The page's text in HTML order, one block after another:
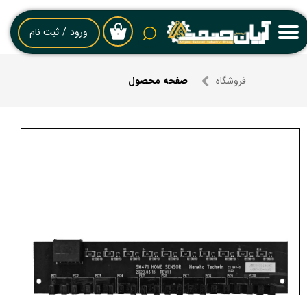
۰ ورود / ثبت نام
حساب کاربری من
خروج از حساب کاربری
فروشگاه صفحه محصول